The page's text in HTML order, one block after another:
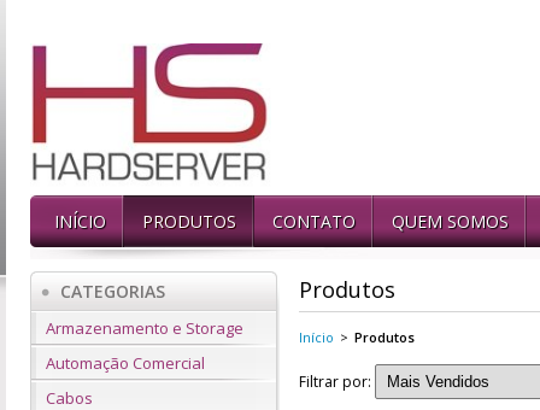
INÍCIO PRODUTOS CONTATO QUEM SOMOS
CATEGORIAS
Armazenamento e Storage
Automação Comercial
Cabos
Produtos
Início > Produtos
Filtrar por: